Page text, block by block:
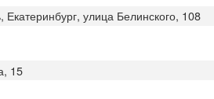
Екатеринбург, улица Белинского, 108
15